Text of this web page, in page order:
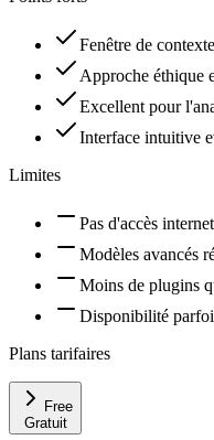
Fenêtre de
Approche éthique
Excellent pour
Interface intuitive
Limites
Pas d'accès
Modèles avancés
Moins de plugins
Disponibilité
Plans tarifaires
Free
Gratuit